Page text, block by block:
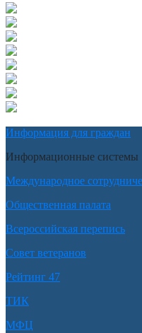
Информация для граждан
Информационные системы
Международное
Общественная палата
Всероссийская перепись
Совет ветеранов
Рейтинг 47
ТИК
МФЦ